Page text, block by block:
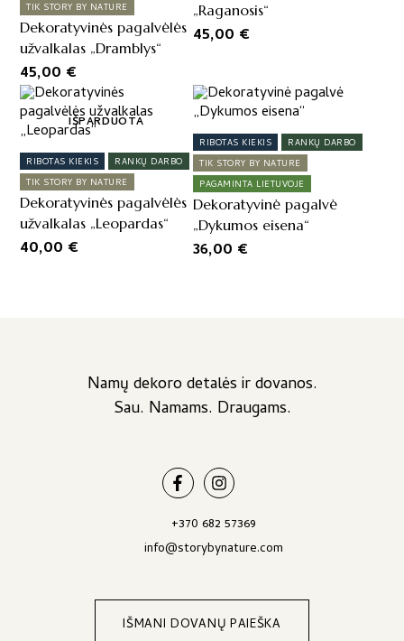
TIK STORY BY NATURE
Dekoratyvinės pagalvėlės
užvalkalas „Dramblys“
45,00 €
IŠPARDUOTA
„Raganosis“
45,00 €
RIBOTAS KIEKIS
RANKŲ DARBO
TIK STORY BY NATURE
Dekoratyvinės pagalvėlės
užvalkalas „Leopardas“
40,00 €
This
product
has
multiple
variants.
The
options
may
be
RIBOTAS KIEKIS
RANKŲ DARBO
TIK STORY BY NATURE
PAGAMINTA LIETUVOJE
Dekoratyvinė pagalvė
„Dykumos eisena“
36,00 €
Namų dekoro detalės ir dovanos.
Sau. Namams. Draugams.
+370 682 57369
info@storybynature.com
IŠMANI DOVANŲ PAIEŠKA